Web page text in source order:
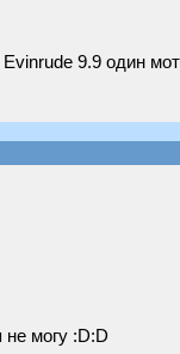
9.9 один
не могу :D:D